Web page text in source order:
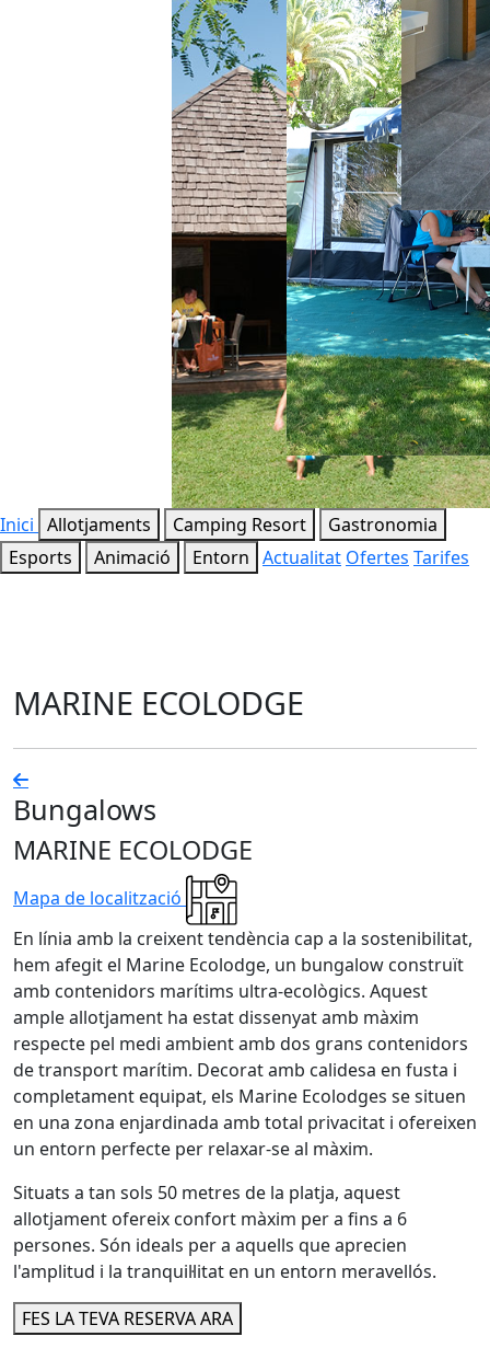
Inici Allotjaments Camping Resort
Gastronomia
Esports
Animació Entorn Actualitat Ofertes Tarifes
MARINE ECOLODGE
Bungalows
MARINE ECOLODGE
Mapa de localització
En línia amb la creixent tendència cap a la sostenibilitat,
hem afegit el Marine Ecolodge, un bungalow construït
amb contenidors marítims ultra-ecològics. Aquest
ample allotjament ha estat dissenyat amb màxim
respecte pel medi ambient amb dos grans contenidors
de transport marítim. Decorat amb calidesa en fusta i
completament equipat, els Marine Ecolodges se situen
en una zona enjardinada amb total privacitat i ofereixen
un entorn perfecte per relaxar-se al màxim.
Situats a tan sols 50 metres de la platja, aquest
allotjament ofereix confort màxim per a fins a 6
persones. Són ideals per a aquells que aprecien
l'amplitud i la tranquil·litat en un entorn meravellós.
FES LA TEVA RESERVA ARA